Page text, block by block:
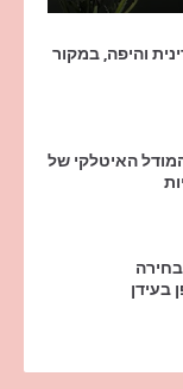
והיפה, במקור
האיטלקי של
בעידן